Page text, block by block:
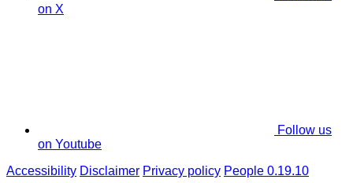
on X
Follow us
on Youtube
Accessibility Disclaimer Privacy policy People 0.19.10